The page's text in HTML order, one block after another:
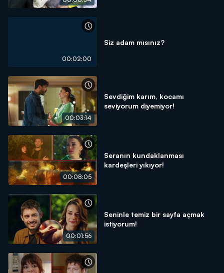
00:02:00
Siz adam mısınız?
00:03:14
Sevdiğim karım, kocamı
seviyorum diyemiyor!
00:08:05
Seranın kundaklanması
kardeşleri yıkıyor!
00:01:56
Seninle temiz bir sayfa açmak
istiyorum!